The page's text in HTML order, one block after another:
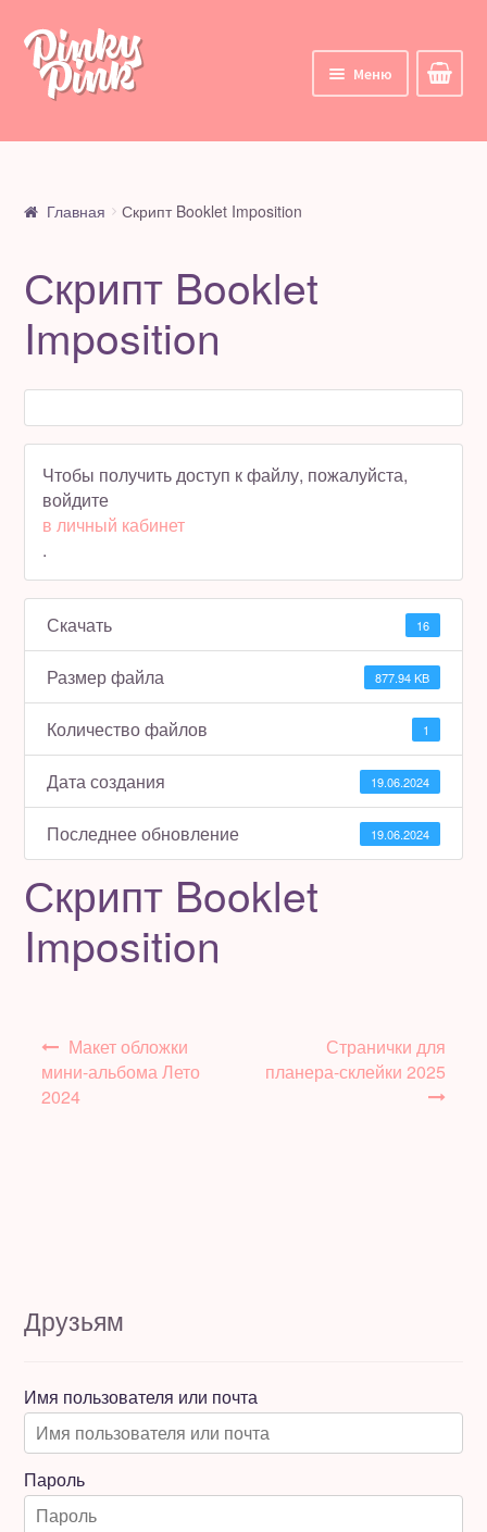
Перейти
навигации
Перейти
содержимому
Меню
Главная
Все курсы
Мои курсы
Цифровые товары
Полезное бесплатно
Для магазинов
Порция вдохновения
Главная Скрипт Booklet Imposition
Скрипт Booklet
Imposition
Чтобы получить доступ к файлу, пожалуйста,
войдите
в личный кабинет
.
Скачать 16
Размер файла 877.94 KB
Количество файлов 1
Дата создания 19.06.2024
Последнее обновление 19.06.2024
Скрипт Booklet
Imposition
Навигация
записям
Макет обложки
мини-альбома Лето
2024
Странички для
планера-склейки 2025
Друзьям
Имя пользователя или почта
Пароль